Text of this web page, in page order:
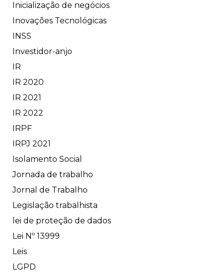
Inicialização de negócios
Inovações Tecnológicas
INSS
Investidor-anjo
IR
IR 2020
IR 2021
IR 2022
IRPF
IRPJ 2021
Isolamento Social
Jornada de trabalho
Jornal de Trabalho
Legislação trabalhista
lei de proteção de dados
Lei Nº 13999
Leis
LGPD